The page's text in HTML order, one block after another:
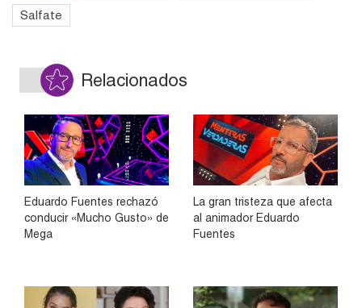
Salfate
Relacionados
Eduardo Fuentes rechazó
conducir «Mucho Gusto» de
Mega
La gran tristeza que afecta
al animador Eduardo
Fuentes